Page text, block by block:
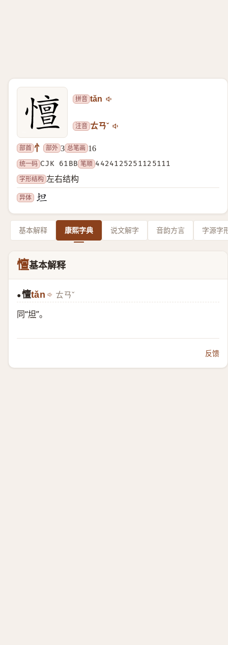
拼音 tǎn
注音 ㄊㄢˇ
部首 忄 部外 3 总笔画 16
统一码 CJK 61BB 笔顺 4424125251125111
字形结构 左右结构
异体
基本解释 康熙字典 说文解字 音韵方言 字源字
憻基本解释
●憻tǎn ㄊㄢˇ
同“坦”。
反馈